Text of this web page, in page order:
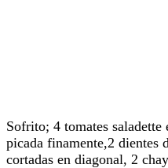
Sofrito; 4 tomates
picada finamente,2 dientes
cortadas en diagonal, 2